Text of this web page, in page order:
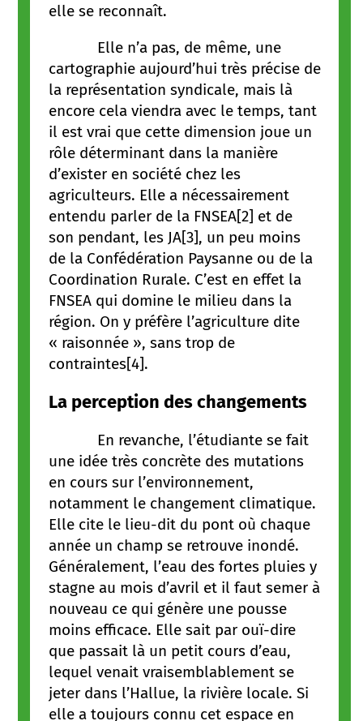
elle se reconnaît.
Elle n’a pas, de même, une
cartographie aujourd’hui très précise de
la représentation syndicale, mais là
encore cela viendra avec le temps, tant
il est vrai que cette dimension joue un
rôle déterminant dans la manière
d’exister en société chez les
agriculteurs. Elle a nécessairement
entendu parler de la FNSEA[2] et de
son pendant, les JA[3], un peu moins
de la Confédération Paysanne ou de la
Coordination Rurale. C’est en effet la
FNSEA qui domine le milieu dans la
région. On y préfère l’agriculture dite
« raisonnée », sans trop de
contraintes[4].
La perception des changements
En revanche, l’étudiante se fait
une idée très concrète des mutations
en cours sur l’environnement,
notamment le changement climatique.
Elle cite le lieu-dit du pont où chaque
année un champ se retrouve inondé.
Généralement, l’eau des fortes pluies y
stagne au mois d’avril et il faut semer à
nouveau ce qui génère une pousse
moins efficace. Elle sait par ouï-dire
que passait là un petit cours d’eau,
lequel venait vraisemblablement se
jeter dans l’Hallue, la rivière locale. Si
elle a toujours connu cet espace en